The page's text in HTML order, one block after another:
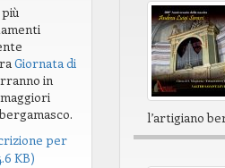
Giornata di
in
per
KB)
l’artigiano